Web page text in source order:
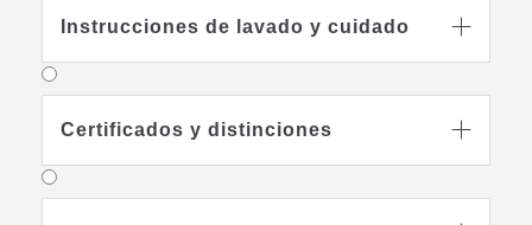
Instrucciones de lavado y cuidado 
Certificados y distinciones 